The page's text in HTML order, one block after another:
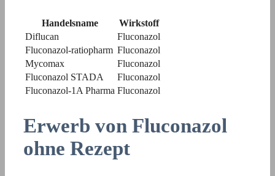
Handelsname
Wirkstoff
Diflucan
Fluconazol
Fluconazol-ratiopharm Fluconazol
Mycomax
Fluconazol
Fluconazol STADA
Fluconazol
Fluconazol-1A Pharma Fluconazol
Erwerb von Fluconazol
ohne Rezept